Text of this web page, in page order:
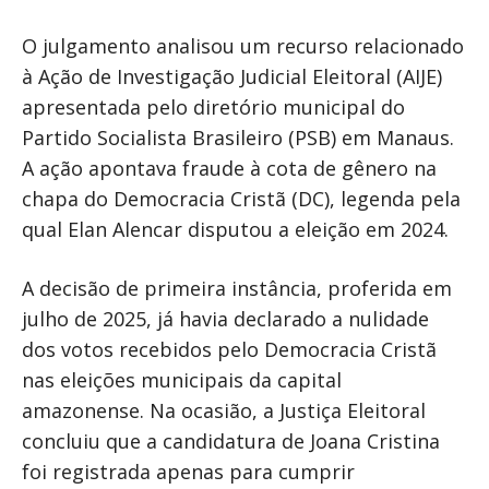
O julgamento analisou um recurso relacionado
à Ação de Investigação Judicial Eleitoral (AIJE)
apresentada pelo diretório municipal do
Partido Socialista Brasileiro (PSB) em Manaus.
A ação apontava fraude à cota de gênero na
chapa do Democracia Cristã (DC), legenda pela
qual Elan Alencar disputou a eleição em 2024.
A decisão de primeira instância, proferida em
julho de 2025, já havia declarado a nulidade
dos votos recebidos pelo Democracia Cristã
nas eleições municipais da capital
amazonense. Na ocasião, a Justiça Eleitoral
concluiu que a candidatura de Joana Cristina
foi registrada apenas para cumprir